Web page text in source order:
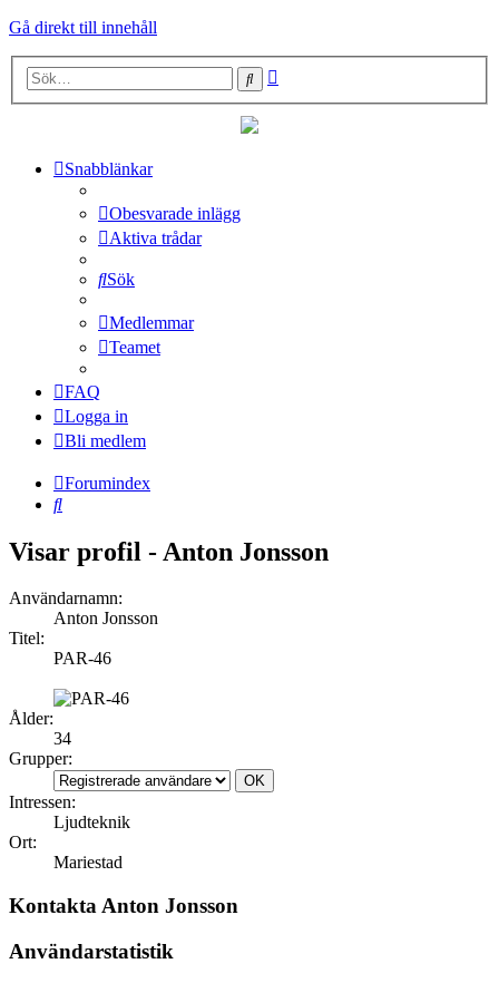
Gå direkt till innehåll
Sök
Snabblänkar
Obesvarade inlägg
Aktiva trådar
Sök
Medlemmar
Teamet
FAQ
Logga in
Bli medlem
Forumindex
Sök
Visar profil - Anton Jonsson
Användarnamn:
Anton Jonsson
Titel:
PAR-46
Ålder:
34
Grupper:
Intressen:
Ljudteknik
Ort:
Mariestad
Kontakta Anton Jonsson
Användarstatistik